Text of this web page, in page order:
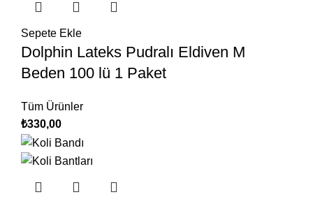
Sepete Ekle
Dolphin Lateks Pudralı Eldiven M
Beden 100 lü 1 Paket
Tüm Ürünler
₺330,00